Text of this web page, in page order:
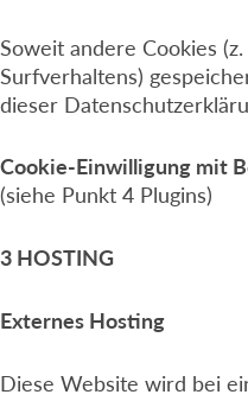
Soweit andere Cookies
Surfverhaltens)
dieser
Cookie-Einwilligung mit
(siehe Punkt 4 Plugins)
3 HOSTING
Externes Hosting
Diese Website wird bei